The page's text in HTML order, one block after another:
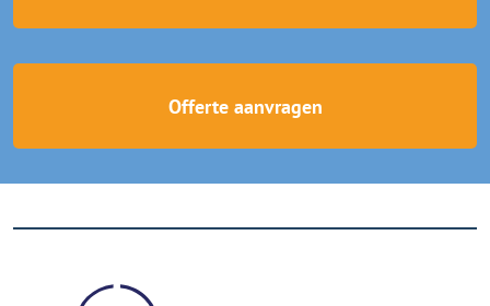
Offerte aanvragen